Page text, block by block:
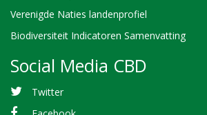
Verenigde Naties landenprofiel
Biodiversiteit Indicatoren Samenvatting
Social Media CBD
Twitter